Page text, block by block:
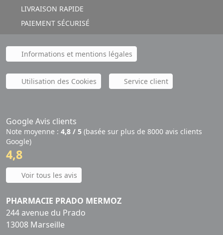
LIVRAISON RAPIDE
PAIEMENT SÉCURISÉ
Informations et mentions légales
Utilisation des Cookies Service client
Google Avis clients
Note moyenne : 4,8 / 5 (basée sur plus de 8000 avis clients
Google)
4,8
Voir tous les avis
PHARMACIE PRADO MERMOZ
244 avenue du Prado
13008 Marseille